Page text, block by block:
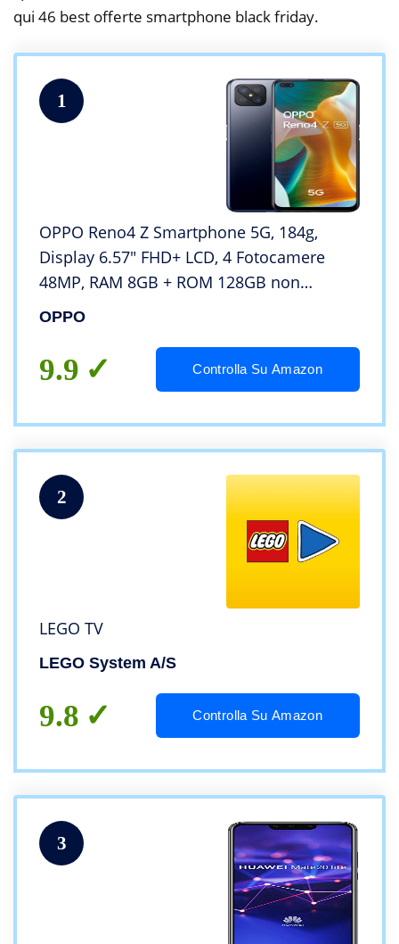
qui 46 best offerte smartphone black friday.
1
OPPO Reno4 Z Smartphone 5G, 184g,
Display 6.57″ FHD+ LCD, 4 Fotocamere
48MP, RAM 8GB + ROM 128GB non
Espandibile, Batteria 4000mAh, Ricarica
Black
OPPO
9.9 Controlla Su Amazon
2
LEGO TV
LEGO System A/S
9.8 Controlla Su Amazon
3